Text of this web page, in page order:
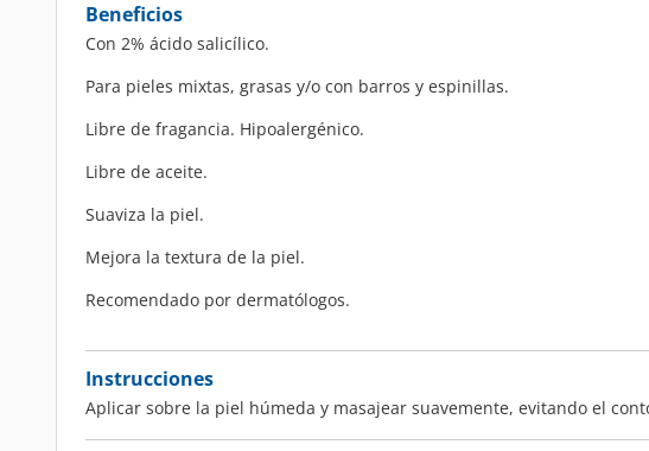
Beneficios
Con 2% ácido salicílico.
Para pieles mixtas, grasas y/o con barros y espinillas.
Libre de fragancia. Hipoalergénico.
Libre de aceite.
Suaviza la piel.
Mejora la textura de la piel.
Recomendado por dermatólogos.
Instrucciones
Aplicar sobre la piel húmeda y masajear suavemente, evitando el